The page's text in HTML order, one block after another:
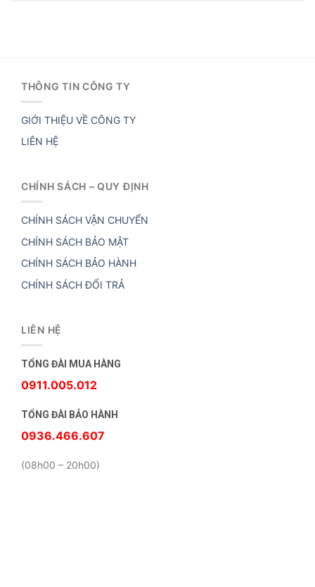
THÔNG TIN CÔNG TY
GIỚI THIỆU VỀ CÔNG TY
LIÊN HỆ
CHÍNH SÁCH – QUY ĐỊNH
CHÍNH SÁCH VẬN CHUYỂN
CHÍNH SÁCH BẢO MẬT
CHÍNH SÁCH BẢO HÀNH
CHÍNH SÁCH ĐỔI TRẢ
LIÊN HỆ
TỔNG ĐÀI MUA HÀNG
0911.005.012
TỔNG ĐÀI BẢO HÀNH
0936.466.607
(08h00 – 20h00)